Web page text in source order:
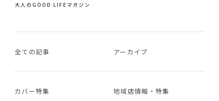
大人のGOOD LIFEマガジン
全ての記事 アーカイブ
カバー特集 地域店情報・特集